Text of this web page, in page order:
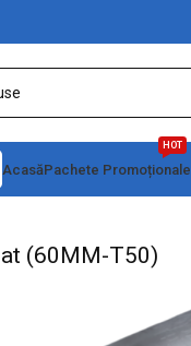
AcasăPachete Promoționale
HOT
si truse
(60MM-T50)